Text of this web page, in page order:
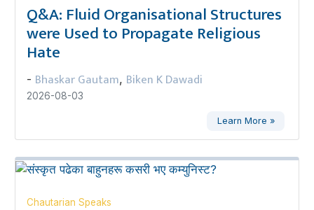
Q&A: Fluid Organisational Structures
were Used to Propagate Religious
Hate
- Bhaskar Gautam, Biken K Dawadi
2026-08-03
Learn More »
Chautarian Speaks